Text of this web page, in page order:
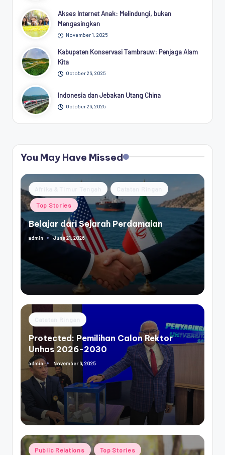
Akses Internet Anak: Melindungi, bukan
Mengasingkan
November 1, 2025
Kabupaten Konservasi Tambrauw: Penjaga Alam
Kita
October 26, 2025
Indonesia dan Jebakan Utang China
October 26, 2025
You May Have Missed
Posted
in
Top Stories
Belajar dari Sejarah Perdamaian
Posted
admin June 21, 2026
Posted
in
Protected: Pemilihan Calon Rektor
Unhas 2026-2030
Posted
by
admin November 6, 2025
Posted
Public Relations Top Stories